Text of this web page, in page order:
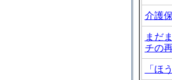
介護
まだ
チの
「ほ